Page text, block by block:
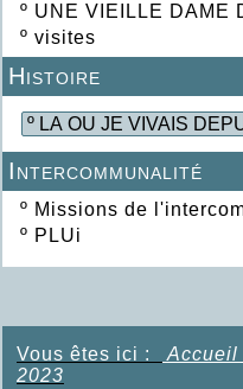
º UNE VIEILLE DAME
º visites
Histoire
Intercommunalité
º Missions de
º PLUi
Vous êtes ici : Accueil
2023